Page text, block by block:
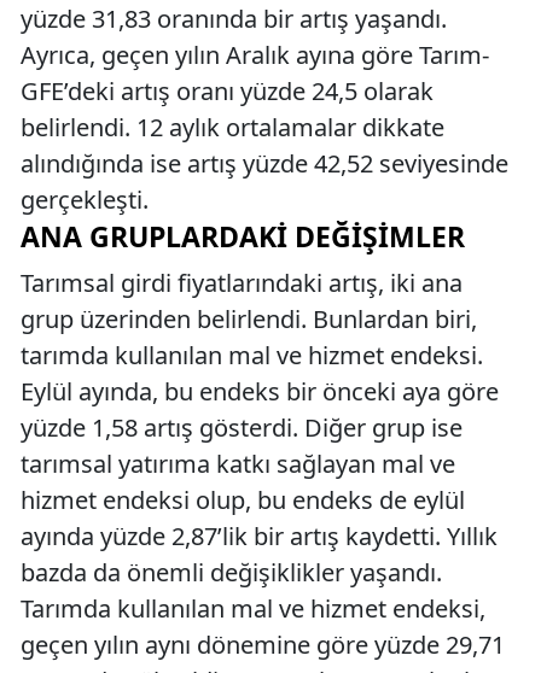
yüzde 31,83 oranında bir artış yaşandı.
Ayrıca, geçen yılın Aralık ayına göre Tarım-
GFE’deki artış oranı yüzde 24,5 olarak
belirlendi. 12 aylık ortalamalar dikkate
alındığında ise artış yüzde 42,52 seviyesinde
gerçekleşti.
ANA GRUPLARDAKI DEĞIŞIMLER
Tarımsal girdi fiyatlarındaki artış, iki ana
grup üzerinden belirlendi. Bunlardan biri,
tarımda kullanılan mal ve hizmet endeksi.
Eylül ayında, bu endeks bir önceki aya göre
yüzde 1,58 artış gösterdi. Diğer grup ise
tarımsal yatırıma katkı sağlayan mal ve
hizmet endeksi olup, bu endeks de eylül
ayında yüzde 2,87’lik bir artış kaydetti. Yıllık
bazda da önemli değişiklikler yaşandı.
Tarımda kullanılan mal ve hizmet endeksi,
geçen yılın aynı dönemine göre yüzde 29,71